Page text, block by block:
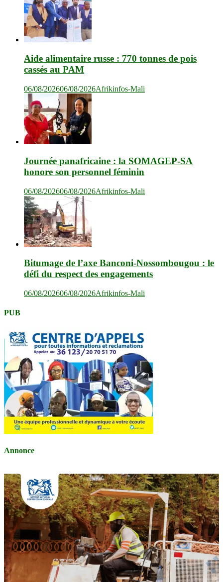
Aide alimentaire russe : 770 tonnes de pois
cassés au PAM
06/08/202606/08/2026Afrikinfos-Mali
Journée panafricaine : la SOMAGEP-SA
honore son personnel féminin
06/08/202606/08/2026Afrikinfos-Mali
Bitumage de l’axe Banconi-Nossombougou : le
défi du respect des engagements
06/08/202606/08/2026Afrikinfos-Mali
PUB
Annonce